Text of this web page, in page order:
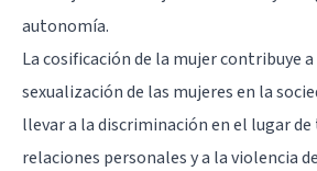
autonomía.
La cosificación de la mujer contribuye
sexualización de las mujeres en la
llevar a la discriminación en el lugar
relaciones personales y a la violencia